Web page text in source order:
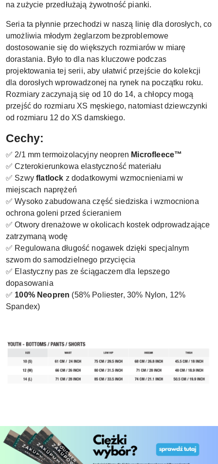
na zużycie przedłużają żywotność pianki.
Seria ta płynnie przechodzi w naszą linię dla dorosłych, co
umożliwia młodym żeglarzom bezproblemowe
dostosowanie się do większych rozmiarów w miarę
dorastania. Było to dla nas kluczowe podczas
projektowania tej serii, aby ułatwić przejście do kolekcji
dla dorosłych wprowadzonej na rynek na początku roku.
Rozmiary zaczynają się od 10 do 14, a chłopcy mogą
przejść do rozmiaru XS męskiego, natomiast dziewczynki
od rozmiaru 12 do XS damskiego.
Cechy:
✅ 2/1 mm termoizolacyjny neopren Microfleece™
✅ Czterokierunkowa elastyczność materiału
✅ Szwyflatlock z dodatkowymi wzmocnieniami w
miejscach naprężeń
✅ Wysoko zabudowana część siedziska i wzmocniona
ochrona goleni przed ścieraniem
✅ Otwory drenażowe w okolicach kostek odprowadzające
zatrzymaną wodę
✅ Regulowana długość nogawek dzięki specjalnym
szwom do samodzielnego przycięcia
✅ Elastyczny pas ze ściągaczem dla lepszego
dopasowania
✅ 100% Neopren (58% Poliester, 30% Nylon, 12%
Spandex)